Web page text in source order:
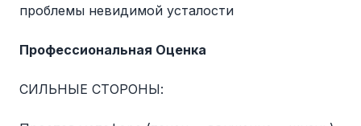
проблемы невидимой усталости
Профессиональная Оценка
СИЛЬНЫЕ СТОРОНЫ: